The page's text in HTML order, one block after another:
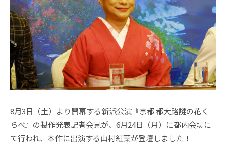
8月3日（土）より開幕する新派公演『京都 都大路謎の花く
らべ』の製作発表記者会見が、6月24日（月）に都内会場に
て行われ、本作に出演する山村紅葉が登壇しました！